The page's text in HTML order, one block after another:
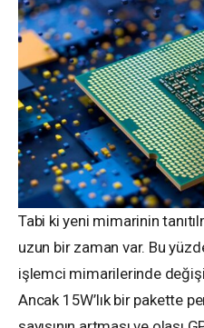
Tabi ki yeni mimarinin
uzun bir zaman var. Bu
işlemci mimarilerinde
Ancak 15W’lık bir pakette